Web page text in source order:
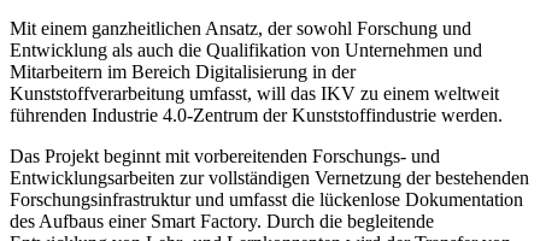
Mit einem ganzheitlichen Ansatz, der sowohl Forschung und
Entwicklung als auch die Qualifikation von Unternehmen und
Mitarbeitern im Bereich Digitalisierung in der
Kunststoffverarbeitung umfasst, will das IKV zu einem weltweit
führenden Industrie 4.0-Zentrum der Kunststoffindustrie werden.
Das Projekt beginnt mit vorbereitenden Forschungs- und
Entwicklungsarbeiten zur vollständigen Vernetzung der bestehenden
Forschungsinfrastruktur und umfasst die lückenlose Dokumentation
des Aufbaus einer Smart Factory. Durch die begleitende